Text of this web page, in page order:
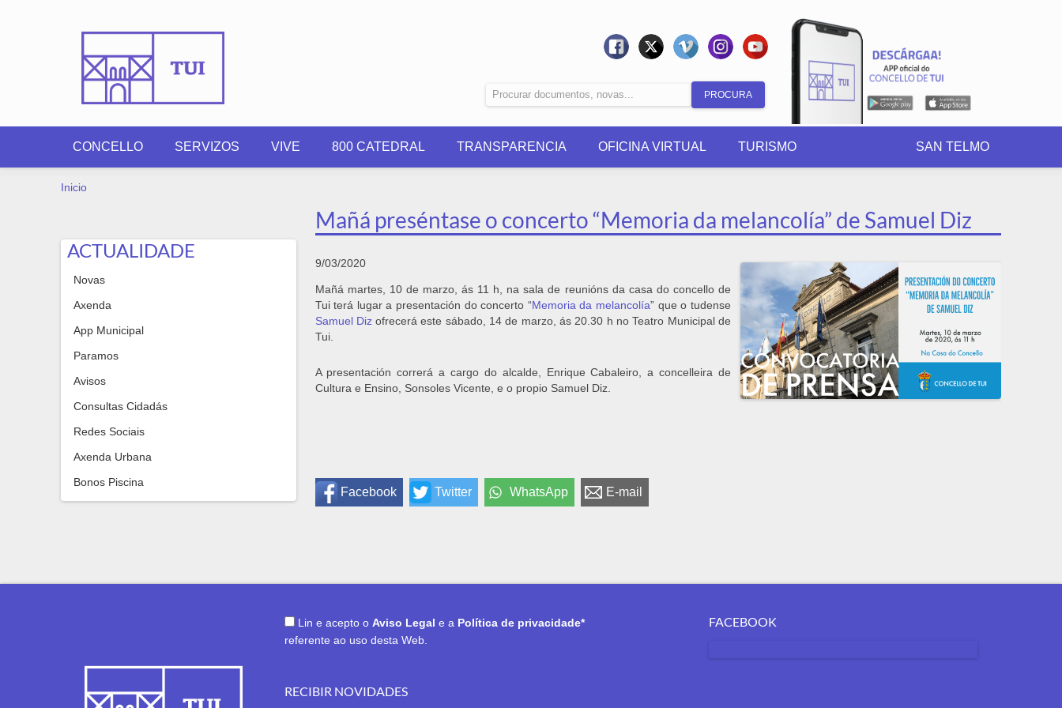
Formulario
de
busca
CONCELLO SERVIZOS VIVE 800 CATEDRAL TRANSPARENCIA OFICINA VIRTUAL TURISMO SAN TELMO
VOSTEDE ESTÁ AQUÍ
Inicio
ACTUALIDADE
Novas
Axenda
App Municipal
Paramos
Avisos
Consultas Cidadás
Redes Sociais
Axenda Urbana
Bonos Piscina
Mañá preséntase o concerto “Memoria da melancolía” de Samuel Diz
9/03/2020
Mañá martes, 10 de marzo, ás 11 h, na sala de reunións da casa do concello de
Tui terá lugar a presentación do concerto “Memoria da melancolía” que o tudense
Samuel Dizofrecerá este sábado, 14 de marzo, ás 20.30 h no Teatro Municipal de
Tui.
A presentación correrá a cargo do alcalde, Enrique Cabaleiro, a concelleira de
Cultura e Ensino, Sonsoles Vicente, e o propio Samuel Diz.
Facebook Twitter WhatsApp E-mail
Lin e acepto o Aviso Legal e a Política de privacidade*
referente ao uso desta Web.
RECIBIR NOVIDADES
FACEBOOK